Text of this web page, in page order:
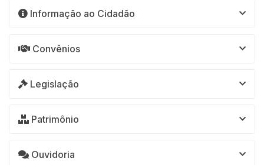
Informação ao Cidadão
Convênios
Legislação
Patrimônio
Ouvidoria